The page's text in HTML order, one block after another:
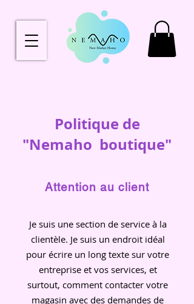
Politique de
"Nemaho boutique"
Attention au client
Je suis une section de service à la
clientèle. Je suis un endroit idéal
pour écrire un long texte sur votre
entreprise et vos services, et
surtout, comment contacter votre
magasin avec des demandes de